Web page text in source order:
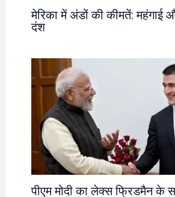
मेरिका में अंडों की कीमतें: महंगाई
दंश
पीएम मोदी का लेक्स फ्रिडमैन के